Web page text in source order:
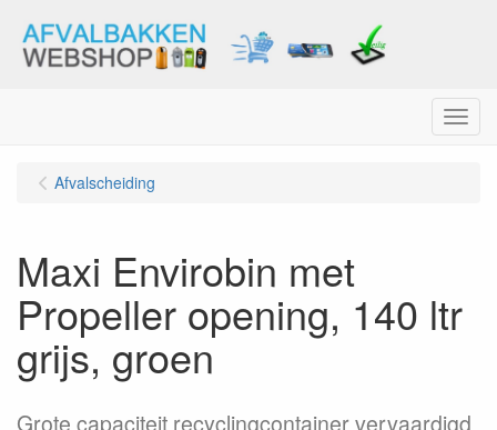
Menu
Afvalscheiding
Maxi Envirobin met
Propeller opening, 140 ltr
grijs, groen
Grote capaciteit recyclingcontainer vervaardigd